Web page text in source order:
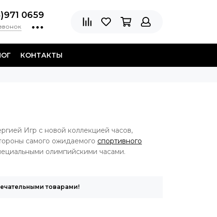
0659
КОНТАКТЫ
Игр с новой коллекцией часов,
самого ожидаемого спортивного
олимпийскими часами.
товарами!